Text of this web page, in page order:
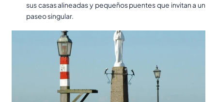
sus casas alineadas y pequeños puentes que invitan a un
paseo singular.